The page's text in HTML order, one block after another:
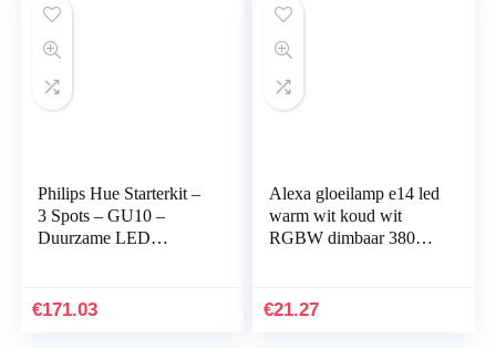
Philips Hue Starterkit –
3 Spots – GU10 –
Duurzame LED
Hue Bridge –
€171.03
Alexa gloeilamp e14 led
warm wit koud wit
RGBW dimbaar 380
hub. WiFi Tuya Smart
€21.27